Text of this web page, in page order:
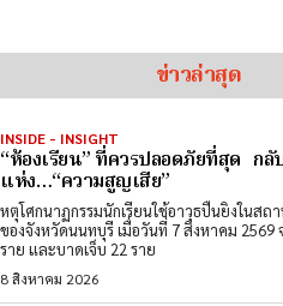
ข่าวล่าสุด
INSIDE - INSIGHT
“ห้องเรียน” ที่ควรปลอดภัยที่สุด ก
แห่ง…“ความสูญเสีย”
หตุโศกนาฏกรรมนักเรียนใช้อาวุธปืนยิงในสถ
ของจังหวัดนนทบุรี เมื่อวันที่ 7 สิงหาคม 2569 จนมีผู้เสียชีวิต 9
ราย และบาดเจ็บ 22 ราย
8 สิงหาคม 2026